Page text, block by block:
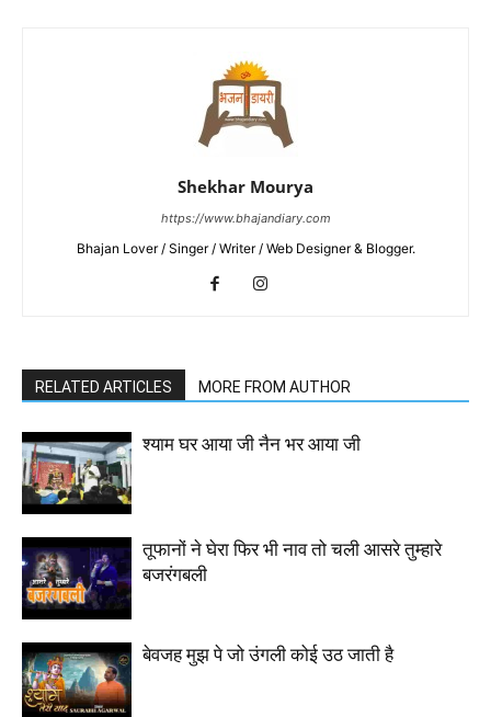
Shekhar Mourya
https://www.bhajandiary.com
Bhajan Lover / Singer / Writer / Web Designer & Blogger.
RELATED ARTICLES MORE FROM AUTHOR
श्याम घर आया जी नैन भर आया जी
तूफानों ने घेरा फिर भी नाव तो चली आसरे तुम्हारे
बजरंगबली
बेवजह मुझ पे जो उंगली कोई उठ जाती है